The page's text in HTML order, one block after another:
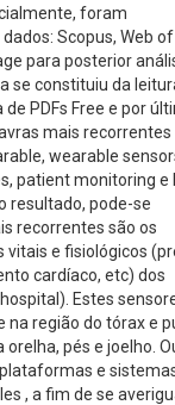
foram
Scopus, Web of
para posterior
se constituiu da
PDFs Free e por
mais
wearable
patient monitoring e
resultado, pode-se
recorrentes são os
vitais e fisiológicos
cardíaco, etc) dos
Estes
região do tórax e
pés e joelho.
e
, a fim de se